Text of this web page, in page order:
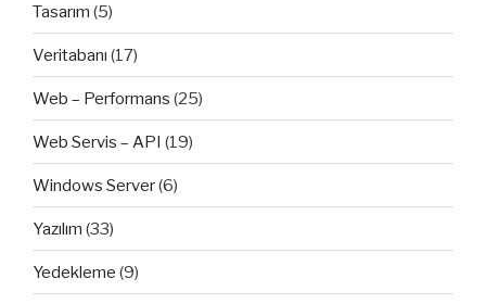
Tasarım (5)
Veritabanı (17)
Web – Performans (25)
Web Servis – API (19)
Windows Server(6)
Yazılım (33)
Yedekleme (9)